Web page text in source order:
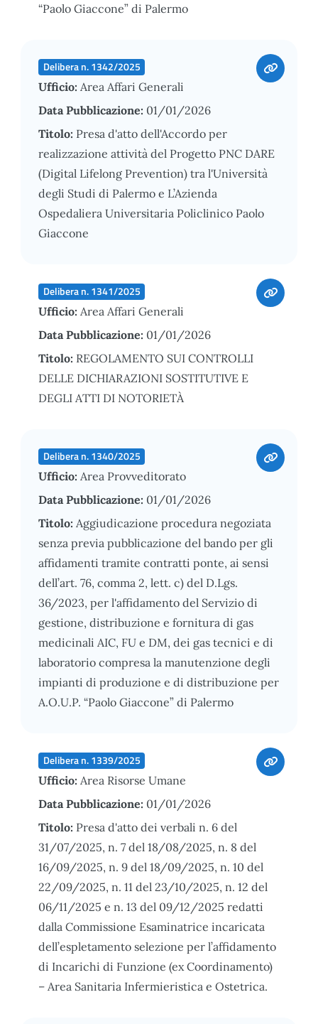
“Paolo Giaccone” di Palermo
Delibera n. 1342/2025
Ufficio: Area Affari Generali
Data Pubblicazione: 01/01/2026
Titolo: Presa d'atto dell'Accordo per
realizzazione attività del Progetto PNC DARE
(Digital Lifelong Prevention) tra l'Università
degli Studi di Palermo e L’Azienda
Ospedaliera Universitaria Policlinico Paolo
Giaccone
Delibera n. 1341/2025
Ufficio: Area Affari Generali
Data Pubblicazione: 01/01/2026
Titolo: REGOLAMENTO SUI CONTROLLI
DELLE DICHIARAZIONI SOSTITUTIVE E
DEGLI ATTI DI NOTORIETÀ
Delibera n. 1340/2025
Ufficio: Area Provveditorato
Data Pubblicazione: 01/01/2026
Titolo: Aggiudicazione procedura negoziata
senza previa pubblicazione del bando per gli
affidamenti tramite contratti ponte, ai sensi
dell’art. 76, comma 2, lett. c) del D.Lgs.
36/2023, per l'affidamento del Servizio di
gestione, distribuzione e fornitura di gas
medicinali AIC, FU e DM, dei gas tecnici e di
laboratorio compresa la manutenzione degli
impianti di produzione e di distribuzione per
A.O.U.P. “Paolo Giaccone” di Palermo
Delibera n. 1339/2025
Ufficio: Area Risorse Umane
Data Pubblicazione: 01/01/2026
Titolo: Presa d'atto dei verbali n. 6 del
31/07/2025, n. 7 del 18/08/2025, n. 8 del
16/09/2025, n. 9 del 18/09/2025, n. 10 del
22/09/2025, n. 11 del 23/10/2025, n. 12 del
06/11/2025 e n. 13 del 09/12/2025 redatti
dalla Commissione Esaminatrice incaricata
dell’espletamento selezione per l’affidamento
di Incarichi di Funzione (ex Coordinamento)
– Area Sanitaria Infermieristica e Ostetrica.